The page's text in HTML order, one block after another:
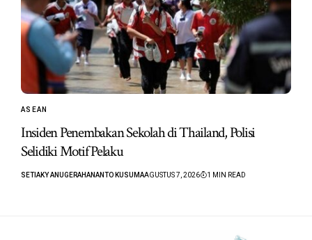
ASEAN
Insiden Penembakan Sekolah di Thailand, Polisi
Selidiki Motif Pelaku
SETIAKY ANUGERAHANANTO KUSUMAAGUSTUS 7, 2026 1 MIN READ